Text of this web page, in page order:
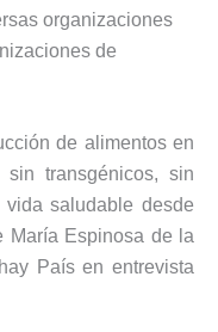
organizaciones
de
de alimentos en
transgénicos, sin
saludable desde
María Espinosa de la
País en entrevista